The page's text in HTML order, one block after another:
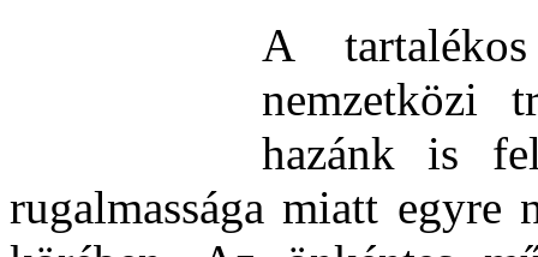
A
nemzetközi
hazánk is
rugalmassága miatt